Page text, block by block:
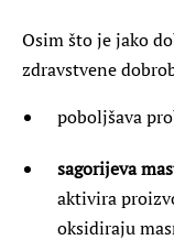
Osim što je jako
zdravstvene
poboljšava
sagorijeva
aktivira
oksidiraju